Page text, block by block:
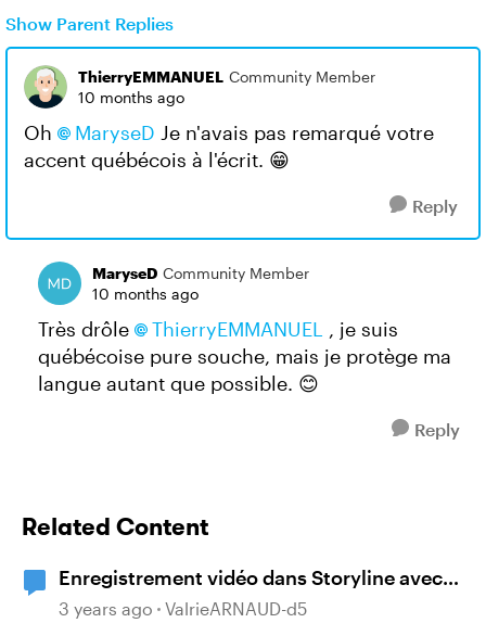
Show Parent Replies
ThierryEMMANUEL Community Member
10 months ago
Oh MaryseD​ Je n'avais pas remarqué votre
accent québécois à l'écrit. 😁
Reply
MaryseD Community Member
10 months ago
Très drôle ThierryEMMANUEL​ , je suis
québécoise pure souche, mais je protège ma
langue autant que possible. 😊
Reply
Related Content
Enregistrement vidéo dans Storyline avec
une voix de synthèse
3 years ago ValrieARNAUD-d5